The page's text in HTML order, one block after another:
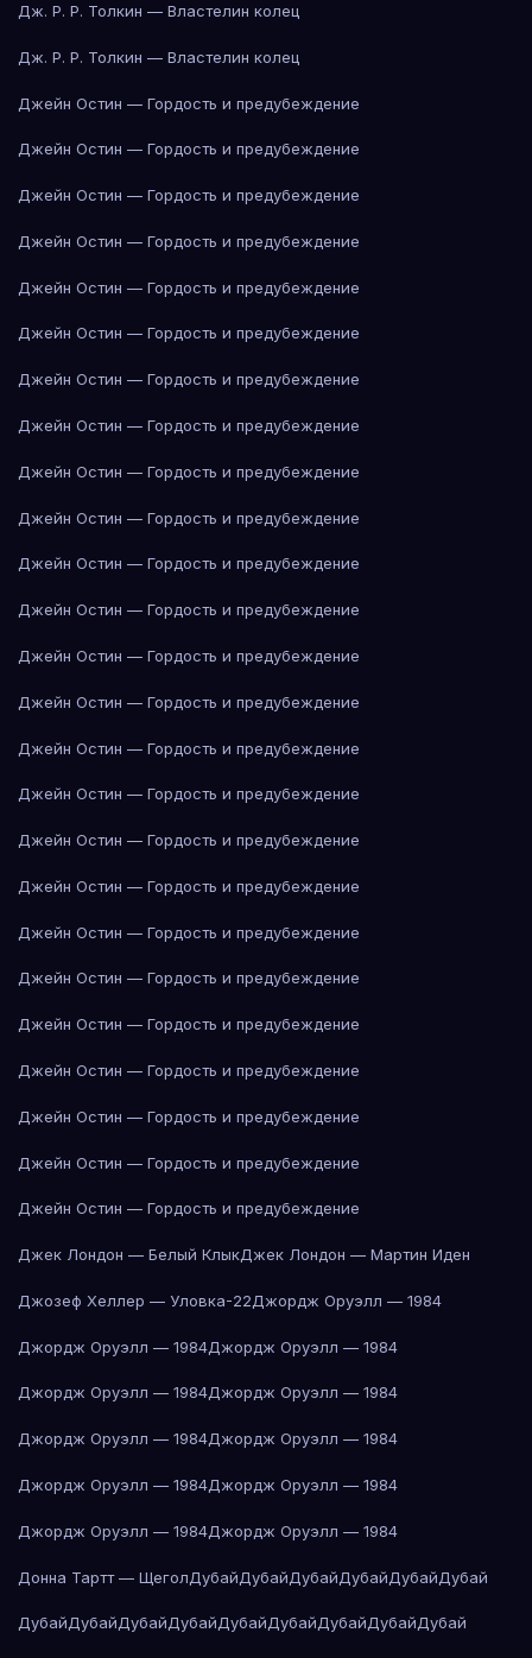
Дж. Р. Р. Толкин — Властелин колец
Дж. Р. Р. Толкин — Властелин колец
Джейн Остин — Гордость и предубеждение
Джейн Остин — Гордость и предубеждение
Джейн Остин — Гордость и предубеждение
Джейн Остин — Гордость и предубеждение
Джейн Остин — Гордость и предубеждение
Джейн Остин — Гордость и предубеждение
Джейн Остин — Гордость и предубеждение
Джейн Остин — Гордость и предубеждение
Джейн Остин — Гордость и предубеждение
Джейн Остин — Гордость и предубеждение
Джейн Остин — Гордость и предубеждение
Джейн Остин — Гордость и предубеждение
Джейн Остин — Гордость и предубеждение
Джейн Остин — Гордость и предубеждение
Джейн Остин — Гордость и предубеждение
Джейн Остин — Гордость и предубеждение
Джейн Остин — Гордость и предубеждение
Джейн Остин — Гордость и предубеждение
Джейн Остин — Гордость и предубеждение
Джейн Остин — Гордость и предубеждение
Джейн Остин — Гордость и предубеждение
Джейн Остин — Гордость и предубеждение
Джейн Остин — Гордость и предубеждение
Джейн Остин — Гордость и предубеждение
Джейн Остин — Гордость и предубеждение
Джек Лондон — Белый КлыкДжек Лондон — Мартин Иден
Джозеф Хеллер — Уловка-22Джордж Оруэлл — 1984
Джордж Оруэлл — 1984Джордж Оруэлл — 1984
Джордж Оруэлл — 1984Джордж Оруэлл — 1984
Джордж Оруэлл — 1984Джордж Оруэлл — 1984
Джордж Оруэлл — 1984Джордж Оруэлл — 1984
Джордж Оруэлл — 1984Джордж Оруэлл — 1984
Донна Тартт — ЩеголДубайДубайДубайДубайДубайДубай
ДубайДубайДубайДубайДубайДубайДубайДубайДубай